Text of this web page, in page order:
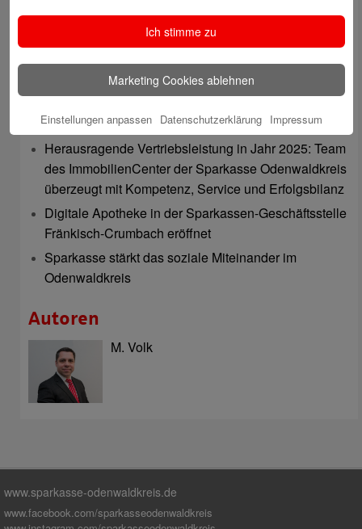
Auch per WhatsApp erreichbar!
Neueste Beiträge
Sparkassen Kino Open-Air-Sommer 2026 startet
Öffnungszeiten der Sparkasse zum Wiesenmarkt
Herausragende Vertriebsleistung in Jahr 2025: Team
des ImmobilienCenter der Sparkasse Odenwaldkreis
überzeugt mit Kompetenz, Service und Erfolgsbilanz
Digitale Apotheke in der Sparkassen-Geschäftsstelle
Fränkisch-Crumbach eröffnet
Sparkasse stärkt das soziale Miteinander im
Odenwaldkreis
Autoren
M. Volk
www.sparkasse-odenwaldkreis.de
www.facebook.com/sparkasseodenwaldkreis
Ich stimme zu
Marketing Cookies ablehnen
Einstellungen anpassen Datenschutzerklärung Impressum